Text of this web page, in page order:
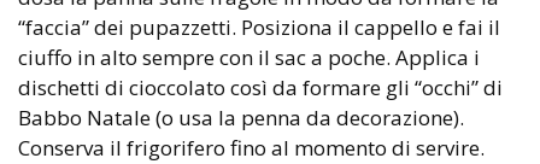
“faccia” dei pupazzetti. Posiziona il cappello e fai il
ciuffo in alto sempre con il sac a poche. Applica i
dischetti di cioccolato così da formare gli “occhi” di
Babbo Natale (o usa la penna da decorazione).
Conserva il frigorifero fino al momento di servire.